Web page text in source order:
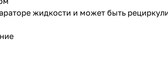
жидкости и может быть